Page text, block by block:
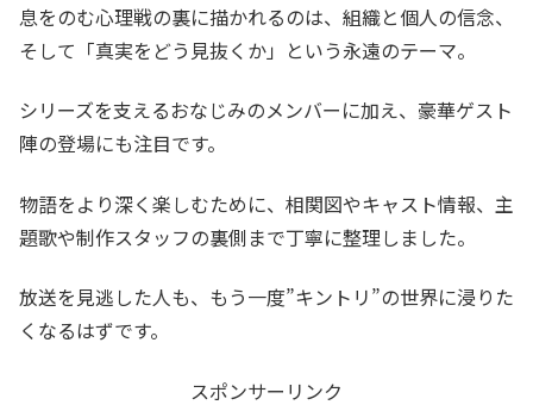
息をのむ心理戦の裏に描かれるのは、組織と個人の信念、
そして「真実をどう見抜くか」という永遠のテーマ。
シリーズを支えるおなじみのメンバーに加え、豪華ゲスト
陣の登場にも注目です。
物語をより深く楽しむために、相関図やキャスト情報、主
題歌や制作スタッフの裏側まで丁寧に整理しました。
放送を見逃した人も、もう一度”キントリ”の世界に浸りた
くなるはずです。
スポンサーリンク